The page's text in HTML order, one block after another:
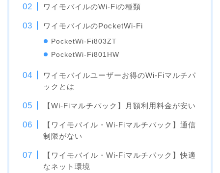
ワイモバイルのWi-Fiの種類
ワイモバイルのPocketWi-Fi
PocketWi-Fi803ZT
PocketWi-Fi801HW
ワイモバイルユーザーお得のWi-Fiマルチパ
ックとは
【Wi-Fiマルチパック】月額利用料金が安い
【ワイモバイル・Wi-Fiマルチパック】通信
制限がない
【ワイモバイル・Wi-Fiマルチパック】快適
なネット環境